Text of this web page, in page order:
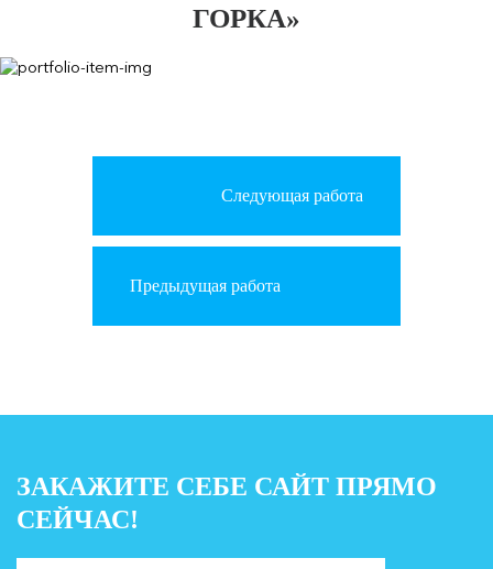
ГОРКА»
Следующая работа
Предыдущая работа
ЗАКАЖИТЕ СЕБЕ САЙТ ПРЯМО
СЕЙЧАС!